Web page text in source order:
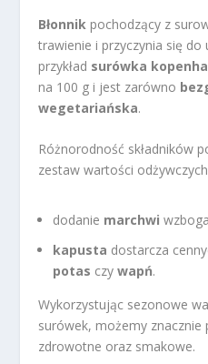
Błonnik pochodzący z
trawienie i przyczynia się do
przykład surówka
na 100 g i jest zarówno
wegetariańska.
Różnorodność składników
zestaw wartości
dodanie marchwi
kapusta dostarcza
potas czywapń.
Wykorzystując sezonowe
surówek, możemy znacznie
zdrowotne oraz smakowe.